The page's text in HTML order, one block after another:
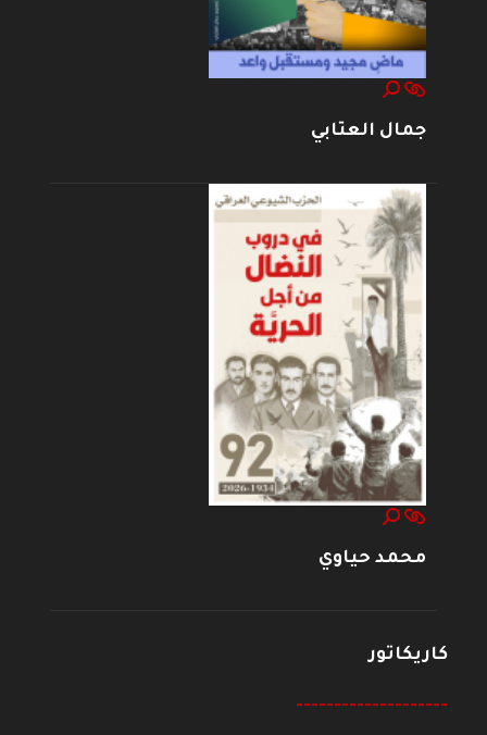
جمال العتابي
محمد حياوي
كاريكاتور
--------------------